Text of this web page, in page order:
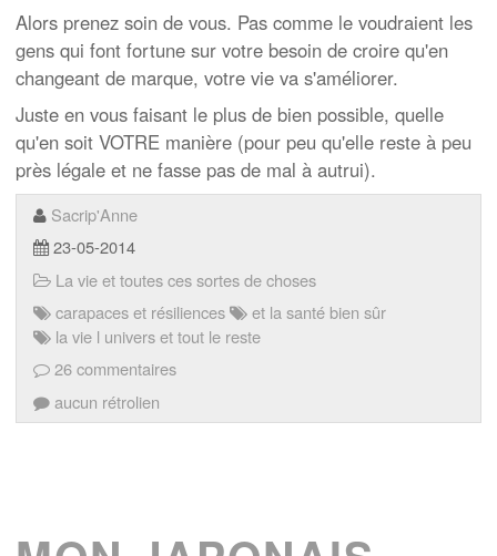
Alors prenez soin de vous. Pas comme le voudraient les
gens qui font fortune sur votre besoin de croire qu'en
changeant de marque, votre vie va s'améliorer.
Juste en vous faisant le plus de bien possible, quelle
qu'en soit VOTRE manière (pour peu qu'elle reste à peu
près légale et ne fasse pas de mal à autrui).
Sacrip'Anne
23-05-2014
La vie et toutes ces sortes de choses
carapaces et résiliences
et la santé bien sûr
la vie l univers et tout le reste
26 commentaires
aucun rétrolien